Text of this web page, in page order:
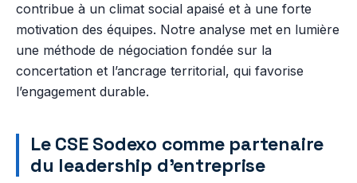
contribue à un climat social apaisé et à une forte
motivation des équipes. Notre analyse met en lumière
une méthode de négociation fondée sur la
concertation et l’ancrage territorial, qui favorise
l’engagement durable.
Le CSE Sodexo comme partenaire
du leadership d’entreprise